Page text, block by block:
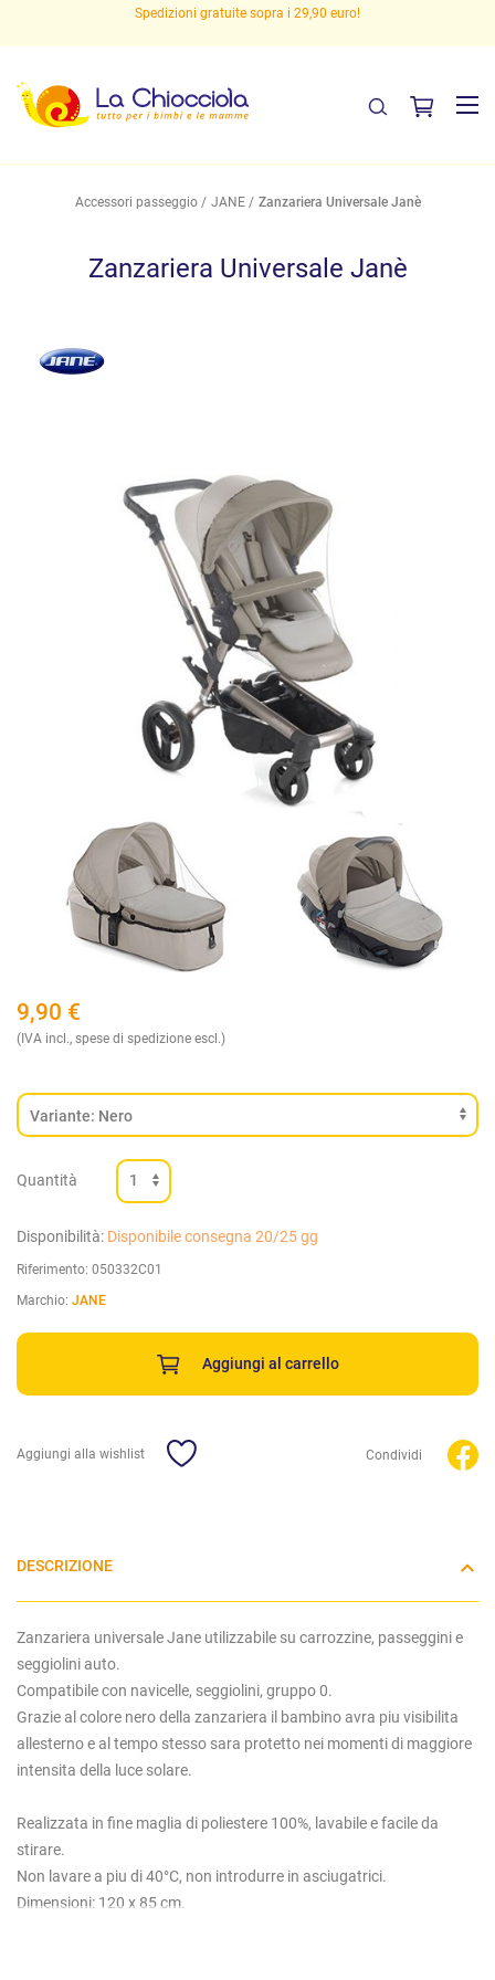
Spedizioni gratuite sopra i 29,90 euro!
Accessori passeggio JANE Zanzariera Universale Janè
Zanzariera Universale Janè
9,90 €
(IVA incl., spese di spedizione escl.)
Quantità
Disponibilità: Disponibile consegna 20/25 gg
Riferimento: 050332C01
Marchio: JANE
Aggiungi al carrello
Aggiungi alla wishlist Condividi
DESCRIZIONE
Zanzariera universale Jane utilizzabile su carrozzine, passeggini e
seggiolini auto.
Compatibile con navicelle, seggiolini, gruppo 0.
Grazie al colore nero della zanzariera il bambino avra piu visibilita
allesterno e al tempo stesso sara protetto nei momenti di maggiore
intensita della luce solare.
Realizzata in fine maglia di poliestere 100%, lavabile e facile da
stirare.
Non lavare a piu di 40°C, non introdurre in asciugatrici.
Dimensioni: 120 x 85 cm.